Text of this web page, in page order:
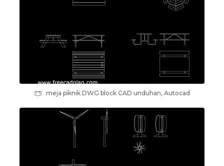
meja piknik DWG block CAD unduhan, Autocad